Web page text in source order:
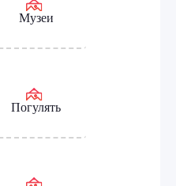
Музеи
Погулять